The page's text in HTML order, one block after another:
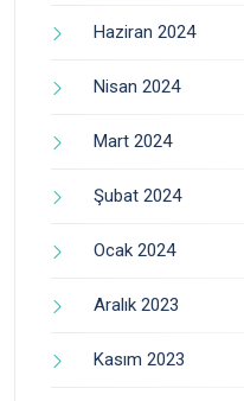
Haziran 2024
Nisan 2024
Mart 2024
Şubat 2024
Ocak 2024
Aralık 2023
Kasım 2023